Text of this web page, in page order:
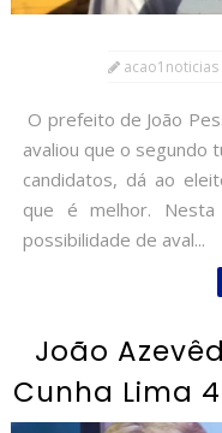
acao1noticias
O prefeito de João
avaliou que o segundo
candidatos, dá ao
que é melhor.
possibilidade de aval...
João
Cunha Lima